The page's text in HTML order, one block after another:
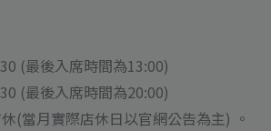
(最後入席時間為13:00)
(最後入席時間為20:00)
(當月實際店休日以官網公告為主) 。